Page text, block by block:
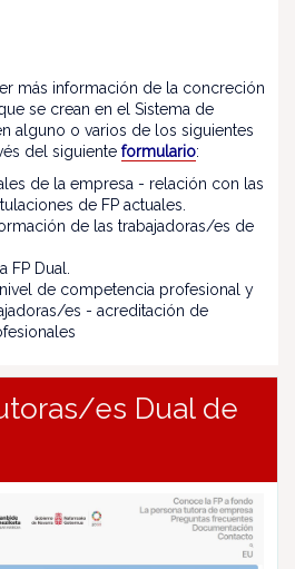
más información de la concreción
se crean en el Sistema de
alguno o varios de los siguientes
del siguiente formulario:
de la empresa - relación con las
de FP actuales.
de las trabajadoras/es de
Dual.
de competencia profesional y
es - acreditación de
es Dual de